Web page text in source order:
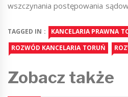
wszczynania postępowania
TAGGED IN :
KANCELARIA PRAWNA
ROZWÓD KANCELARIA TORUŃ
Zobacz także